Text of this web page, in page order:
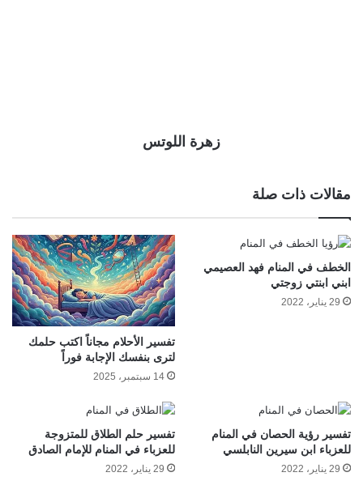
زهرة اللوتس
مقالات ذات صلة
الخطف في المنام فهد العصيمي
ابني ابنتي زوجتي
29 يناير، 2022
تفسير الأحلام مجاناً اكتب حلمك
لترى بنفسك الإجابة فوراً
14 سبتمبر، 2025
تفسير رؤية الحصان في المنام
للعزباء ابن سيرين النابلسي
29 يناير، 2022
تفسير حلم الطلاق للمتزوجة
للعزباء في المنام للإمام الصادق
29 يناير، 2022